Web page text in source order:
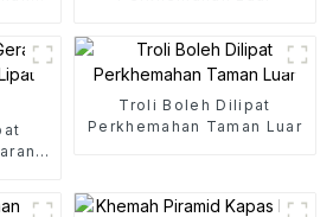
Troli Boleh Dilipat
Perkhemahan Taman Luar